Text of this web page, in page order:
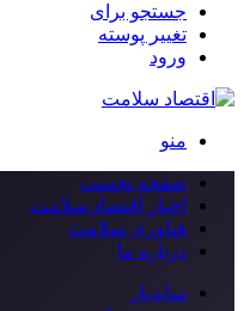
جستجو برای
تغییر پوسته
ورود
منو
صفحه نخست
اخبار اقتصاد سلامت
فناوری سلامت
درباره ما
سایدبار